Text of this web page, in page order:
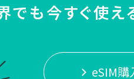
でも今すぐ使
eSIM購